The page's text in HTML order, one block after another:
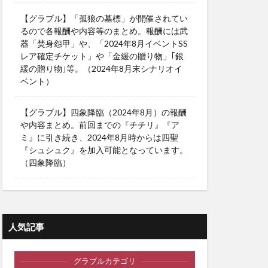
【グラブル】「孤狼の墓標」が開催されてい
るので各報酬や内容等のまとめ。報酬には武
器「焚身怨甲」や、「2024年8月イベントSS
レア確定チケット」や「金緩の贈り物」｢銀
緩の贈り物｣等。（2024年8月末シナリオイ
ベント）
【グラブル】四象降臨（2024年8月）の報酬
や内容まとめ。前回までの『チチリ』『ア
ミ』に引き続き、2024年8月時からは四聖
『シュシュク』を加入可能となっています。
（四象降臨）
人気記事
グラブルカテゴリ